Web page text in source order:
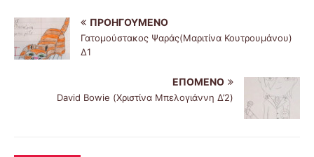
ΠΡΟΗΓΟΎΜΕΝΟ
Γατομούστακος Ψαράς(Μαριτίνα Κουτρουμάνου)
Δ1
ΕΠΌΜΕΝΟ
David Bowie (Χριστίνα Μπελογιάννη Δ’2)